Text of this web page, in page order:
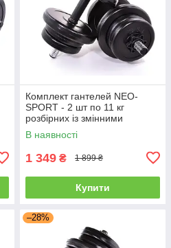
Комплект гантелей NEO-
SPORT - 2 шт по 11 кг
розбірних із змінними
дисками
В наявності
1 349 ₴ 1 899 ₴
Купити
–28%